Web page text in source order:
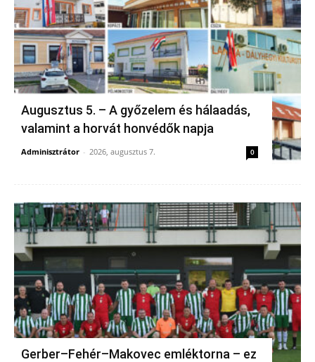
Augusztus 5. – A győzelem és hálaadás,
valamint a horvát honvédők napja
Adminisztrátor - 2026, augusztus 7. 0
Gerber–Fehér–Makovec emléktorna – ez